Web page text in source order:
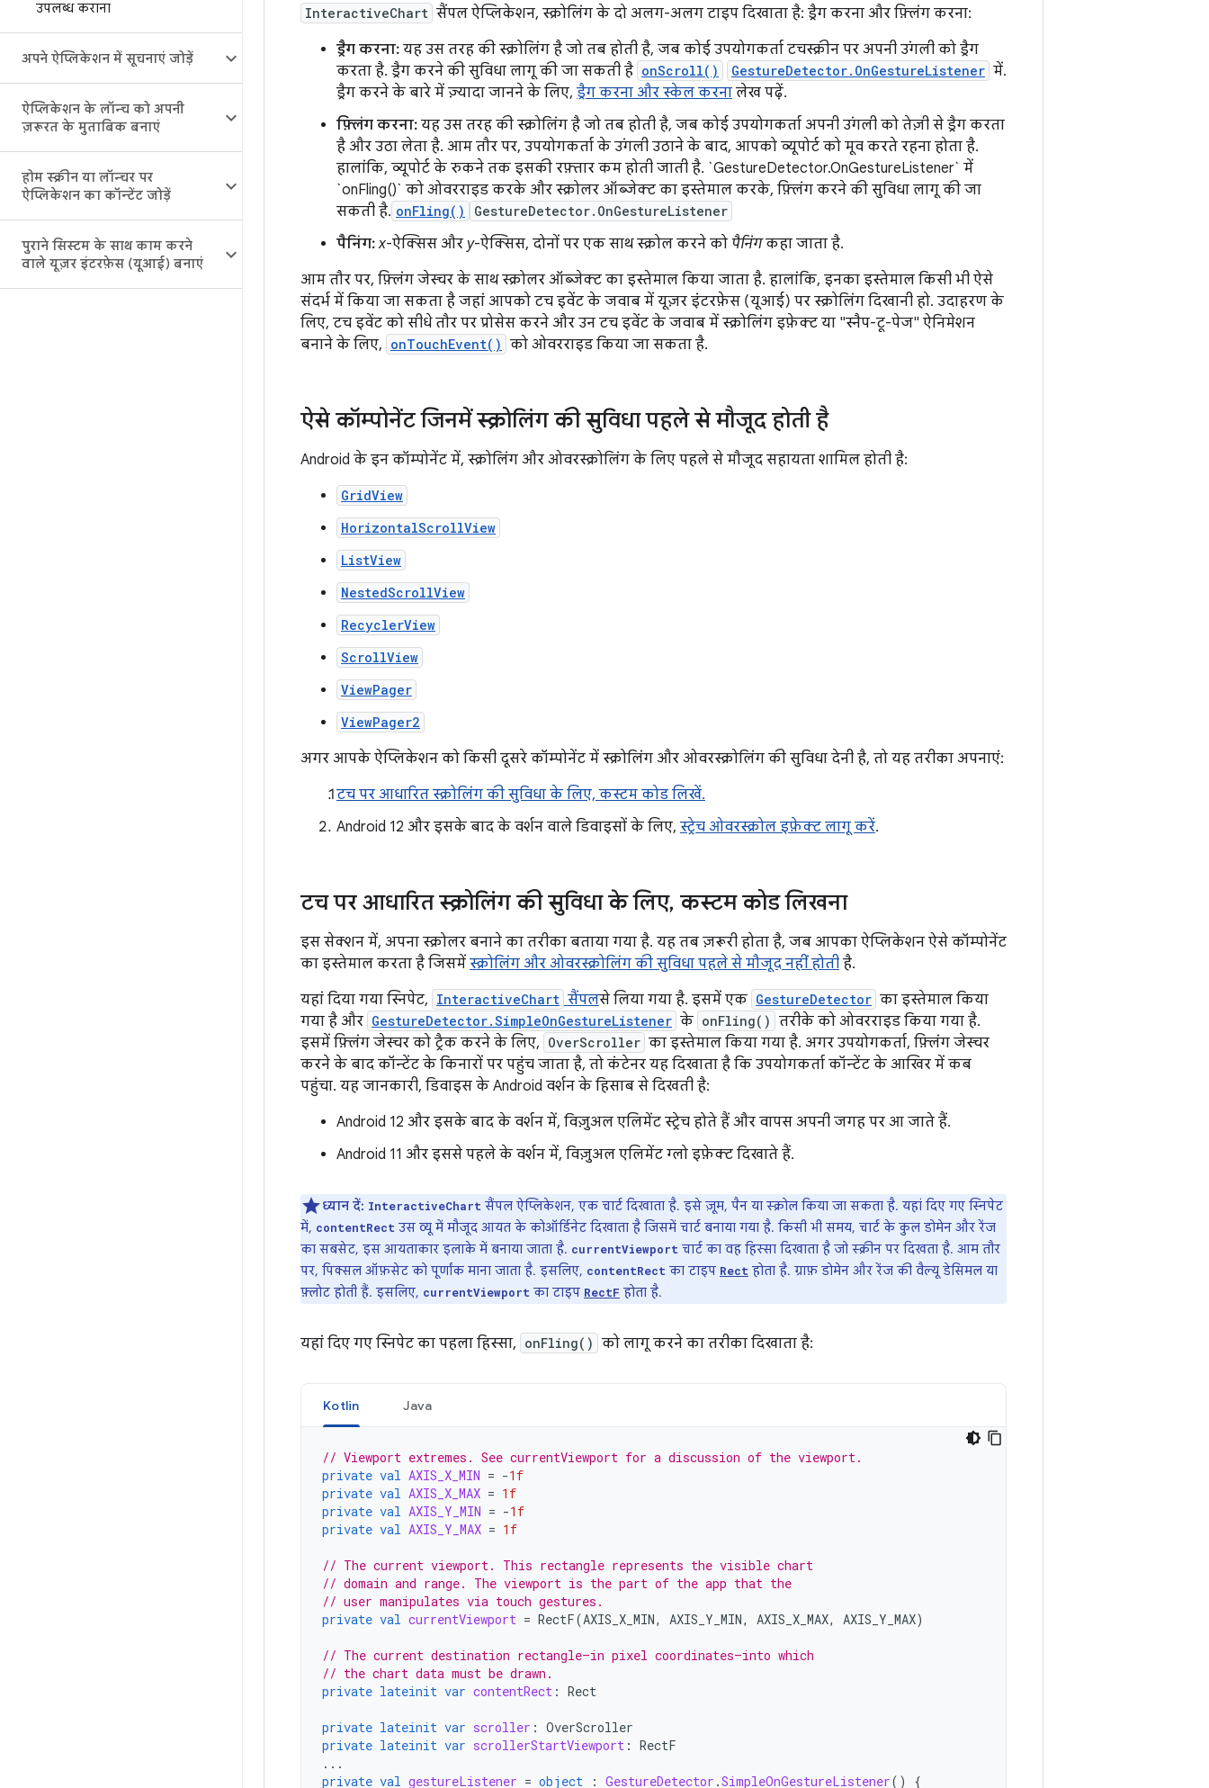
उपलब्ध कराना
अपने ऐप्लिकेशन में सूचनाएं जोड़ें
ऐप्लिकेशन के लॉन्च को अपनी
ज़रूरत के मुताबिक बनाएं
होम स्क्रीन या लॉन्चर पर
ऐप्लिकेशन का कॉन्टेंट जोड़ें
पुराने सिस्टम के साथ काम करने
वाले यूज़र इंटरफ़ेस (यूआई) बनाएं
InteractiveChart सैंपल ऐप्लिकेशन, स्क्रोलिंग के दो अलग-अलग टाइप दिखाता है: ड्रैग करना और फ़्लिंग करना:
ड्रैग करना: यह उस तरह की स्क्रोलिंग है जो तब होती है, जब कोई उपयोगकर्ता टचस्क्रीन पर अपनी उंगली को ड्रैग
करता है. ड्रैग करने की सुविधा लागू की जा सकती है onScroll() GestureDetector.OnGestureListener में.
ड्रैग करने के बारे में ज़्यादा जानने के लिए, ड्रैग करना और स्केल करना लेख पढ़ें.
फ़्लिंग करना: यह उस तरह की स्क्रोलिंग है जो तब होती है, जब कोई उपयोगकर्ता अपनी उंगली को तेज़ी से ड्रैग करता
है और उठा लेता है. आम तौर पर, उपयोगकर्ता के उंगली उठाने के बाद, आपको व्यूपोर्ट को मूव करते रहना होता है.
हालांकि, व्यूपोर्ट के रुकने तक इसकी रफ़्तार कम होती जाती है. `GestureDetector.OnGestureListener` में
`onFling()` को ओवरराइड करके और स्क्रोलर ऑब्जेक्ट का इस्तेमाल करके, फ़्लिंग करने की सुविधा लागू की जा
सकती है. onFling() GestureDetector.OnGestureListener
पैनिंग: x-ऐक्सिस और y-ऐक्सिस, दोनों पर एक साथ स्क्रोल करने को पैनिंगकहा जाता है.
आम तौर पर, फ़्लिंग जेस्चर के साथ स्क्रोलर ऑब्जेक्ट का इस्तेमाल किया जाता है. हालांकि, इनका इस्तेमाल किसी भी ऐसे
संदर्भ में किया जा सकता है जहां आपको टच इवेंट के जवाब में यूज़र इंटरफ़ेस (यूआई) पर स्क्रोलिंग दिखानी हो. उदाहरण के
लिए, टच इवेंट को सीधे तौर पर प्रोसेस करने और उन टच इवेंट के जवाब में स्क्रोलिंग इफ़ेक्ट या "स्नैप-टू-पेज" ऐनिमेशन
बनाने के लिए, onTouchEvent() को ओवरराइड किया जा सकता है.
ऐसे कॉम्पोनेंट जिनमें स्क्रोलिंग की सुविधा पहले से मौजूद होती है
Android के इन कॉम्पोनेंट में, स्क्रोलिंग और ओवरस्क्रोलिंग के लिए पहले से मौजूद सहायता शामिल होती है:
GridView
HorizontalScrollView
ListView
NestedScrollView
RecyclerView
ScrollView
ViewPager
ViewPager2
अगर आपके ऐप्लिकेशन को किसी दूसरे कॉम्पोनेंट में स्क्रोलिंग और ओवरस्क्रोलिंग की सुविधा देनी है, तो यह तरीका अपनाएं:
टच पर आधारित स्क्रोलिंग की सुविधा के लिए, कस्टम कोड लिखें.
Android 12 और इसके बाद के वर्शन वाले डिवाइसों के लिए, स्ट्रेच ओवरस्क्रोल इफ़ेक्ट लागू करें.
टच पर आधारित स्क्रोलिंग की सुविधा के लिए, कस्टम कोड लिखना
इस सेक्शन में, अपना स्क्रोलर बनाने का तरीका बताया गया है. यह तब ज़रूरी होता है, जब आपका ऐप्लिकेशन ऐसे कॉम्पोनेंट
का इस्तेमाल करता है जिसमें स्क्रोलिंग और ओवरस्क्रोलिंग की सुविधा पहले से मौजूद नहीं होती है.
यहां दिया गया स्निपेट, InteractiveChart सैंपलसे लिया गया है. इसमें एक GestureDetector का इस्तेमाल किया
गया है और GestureDetector.SimpleOnGestureListener के onFling() तरीके को ओवरराइड किया गया है.
इसमें फ़्लिंग जेस्चर को ट्रैक करने के लिए, OverScroller का इस्तेमाल किया गया है. अगर उपयोगकर्ता, फ़्लिंग जेस्चर
करने के बाद कॉन्टेंट के किनारों पर पहुंच जाता है, तो कंटेनर यह दिखाता है कि उपयोगकर्ता कॉन्टेंट के आखिर में कब
पहुंचा. यह जानकारी, डिवाइस के Android वर्शन के हिसाब से दिखती है:
Android 12 और इसके बाद के वर्शन में, विज़ुअल एलिमेंट स्ट्रेच होते हैं और वापस अपनी जगह पर आ जाते हैं.
Android 11 और इससे पहले के वर्शन में, विज़ुअल एलिमेंट ग्लो इफ़ेक्ट दिखाते हैं.
ध्यान दें: InteractiveChart सैंपल ऐप्लिकेशन, एक चार्ट दिखाता है. इसे ज़ूम, पैन या स्क्रोल किया जा सकता है. यहां दिए गए स्निपेट
में, contentRect उस व्यू में मौजूद आयत के कोऑर्डिनेट दिखाता है जिसमें चार्ट बनाया गया है. किसी भी समय, चार्ट के कुल डोमेन और रेंज
का सबसेट, इस आयताकार इलाके में बनाया जाता है. currentViewport चार्ट का वह हिस्सा दिखाता है जो स्क्रीन पर दिखता है. आम तौर
पर, पिक्सल ऑफ़सेट को पूर्णांक माना जाता है. इसलिए, contentRect का टाइप Rect होता है. ग्राफ़ डोमेन और रेंज की वैल्यू डेसिमल या
फ़्लोट होती हैं. इसलिए, currentViewport का टाइप RectF होता है.
यहां दिए गए स्निपेट का पहला हिस्सा, onFling() को लागू करने का तरीका दिखाता है:
Kotlin Java
// Viewport extremes. See currentViewport for a discussion of the viewport.
private val AXIS_X_MIN = -1f
private val AXIS_X_MAX = 1f
private val AXIS_Y_MIN = -1f
private val AXIS_Y_MAX = 1f
// The current viewport. This rectangle represents the visible chart
// domain and range. The viewport is the part of the app that the
// user manipulates via touch gestures.
private val currentViewport = RectF(AXIS_X_MIN, AXIS_Y_MIN, AXIS_X_MAX, AXIS_Y_MAX)
// The current destination rectangle—in pixel coordinates—into which
// the chart data must be drawn.
private lateinit var contentRect : Rect
private lateinit var scroller : OverScroller
private lateinit var scrollerStartViewport : RectF
...
private val gestureListener = object : GestureDetector .SimpleOnGestureListener() {